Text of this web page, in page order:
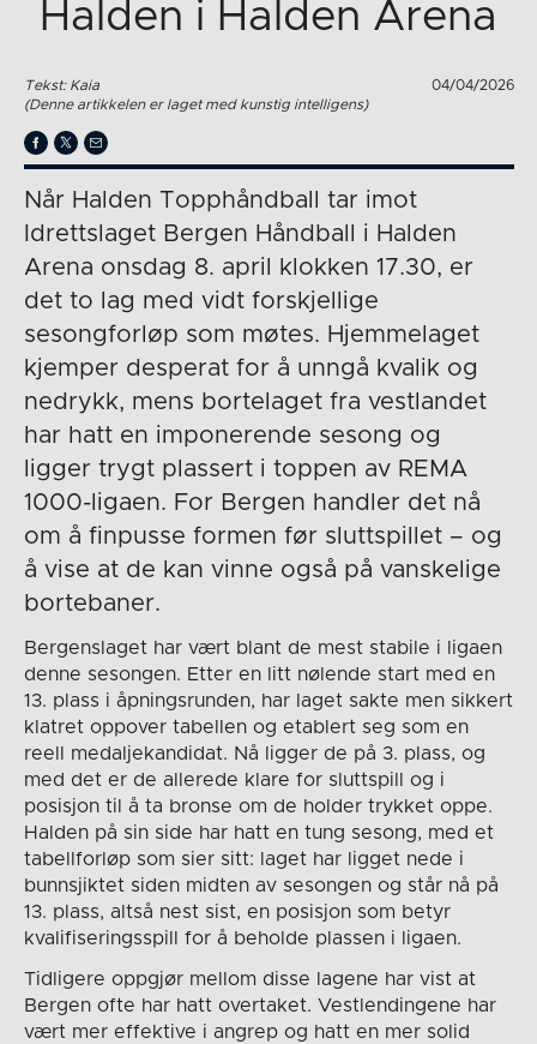
Halden i Halden Arena
Tekst: Kaia
04/04/2026
(Denne artikkelen er laget med kunstig intelligens)
Når Halden Topphåndball tar imot
Idrettslaget Bergen Håndball i Halden
Arena onsdag 8. april klokken 17.30, er
det to lag med vidt forskjellige
sesongforløp som møtes. Hjemmelaget
kjemper desperat for å unngå kvalik og
nedrykk, mens bortelaget fra vestlandet
har hatt en imponerende sesong og
ligger trygt plassert i toppen av REMA
1000-ligaen. For Bergen handler det nå
om å finpusse formen før sluttspillet – og
å vise at de kan vinne også på vanskelige
bortebaner.
Bergenslaget har vært blant de mest stabile i ligaen
denne sesongen. Etter en litt nølende start med en
13. plass i åpningsrunden, har laget sakte men sikkert
klatret oppover tabellen og etablert seg som en
reell medaljekandidat. Nå ligger de på 3. plass, og
med det er de allerede klare for sluttspill og i
posisjon til å ta bronse om de holder trykket oppe.
Halden på sin side har hatt en tung sesong, med et
tabellforløp som sier sitt: laget har ligget nede i
bunnsjiktet siden midten av sesongen og står nå på
13. plass, altså nest sist, en posisjon som betyr
kvalifiseringsspill for å beholde plassen i ligaen.
Tidligere oppgjør mellom disse lagene har vist at
Bergen ofte har hatt overtaket. Vestlendingene har
vært mer effektive i angrep og hatt en mer solid